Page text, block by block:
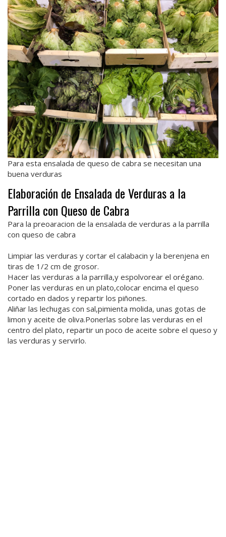
Para esta ensalada de queso de cabra se necesitan una
buena verduras
Elaboración de Ensalada de Verduras a la
Parrilla con Queso de Cabra
Para la preoaracion de la ensalada de verduras a la parrilla
con queso de cabra
Limpiar las verduras y cortar el calabacin y la berenjena en
tiras de 1/2 cm de grosor.
Hacer las verduras a la parrilla,y espolvorear el orégano.
Poner las verduras en un plato,colocar encima el queso
cortado en dados y repartir los piñones.
Aliñar las lechugas con sal,pimienta molida, unas gotas de
limon y aceite de oliva.Ponerlas sobre las verduras en el
centro del plato, repartir un poco de aceite sobre el queso y
las verduras y servirlo.